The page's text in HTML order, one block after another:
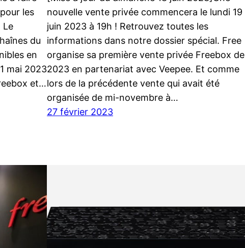
les
Le
du
en
mai 2023
et…
nouvelle vente privée commencera le lundi 19
juin 2023 à 19h ! Retrouvez toutes les
informations dans notre dossier spécial. Free
organise sa première vente privée Freebox de
2023 en partenariat avec Veepee. Et comme
lors de la précédente vente qui avait été
organisée de mi-novembre à…
27 février 2023